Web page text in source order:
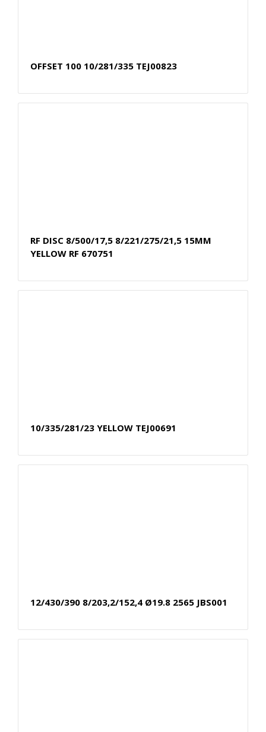
OFFSET 100 10/281/335 TEJ00823
RF DISC 8/500/17,5 8/221/275/21,5 15MM
YELLOW RF 670751
10/335/281/23 YELLOW TEJ00691
12/430/390 8/203,2/152,4 Ø19.8 2565 JBS001